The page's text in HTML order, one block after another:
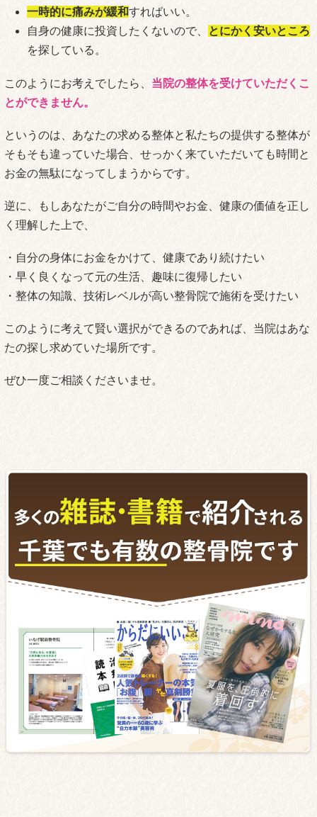
一時的に痛みが緩和すればいい。
自身の健康に投資したくないので、
とにかく安いところ
を探している。
このようにお考えでしたら、 当院の整体を受けていただくこ
とができません。
というのは、あなたの求める整体と私たちの提供する整体が
そもそも違っていた場合、せっかく来ていただいても時間と
お金の無駄になってしまうからです。
逆に、もしあなたがご自分の時間やお金、健康の価値を正し
く理解した上で、
・自分の身体にお金をかけて、健康であり続けたい
・早く良くなって元の生活、趣味に復帰したい
・整体の知識、技術レベルが高い整骨院で施術を受けたい
このように考えて賢い選択ができるのであれば、当院はあな
たの探し求めていた場所です。
ぜひ一度ご相談くださいませ。